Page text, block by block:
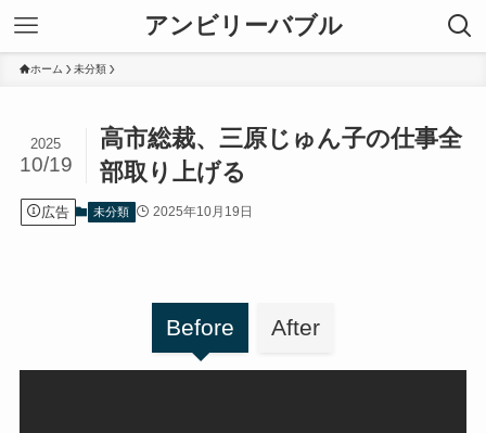
アンビリーバブル
ホーム 未分類
高市総裁、三原じゅん子の仕事全
部取り上げる
2025
10/19
広告 未分類 2025年10月19日
Before After